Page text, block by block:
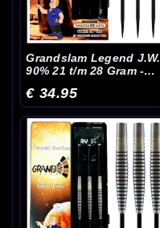
Grandslam Legend J.W.
90% 21 t/m 28 Gram -
€ 34.95